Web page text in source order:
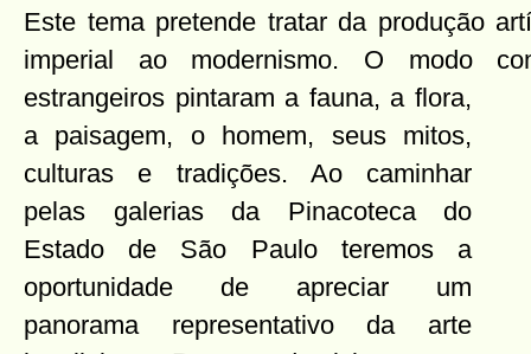
Este tema pretende tratar da produção
imperial ao modernismo. O modo
estrangeiros pintaram a fauna, a flora,
a paisagem, o homem, seus mitos,
culturas e tradições. Ao caminhar
pelas galerias da Pinacoteca do
Estado de São Paulo teremos a
oportunidade de apreciar um
panorama representativo da arte